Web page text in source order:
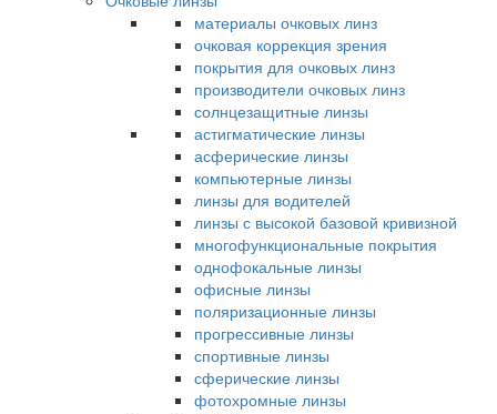
материалы очковых линз
очковая коррекция зрения
покрытия для очковых линз
производители очковых линз
солнцезащитные линзы
астигматические линзы
асферические линзы
компьютерные линзы
линзы для водителей
линзы с высокой базовой кривизной
многофункциональные покрытия
однофокальные линзы
офисные линзы
поляризационные линзы
прогрессивные линзы
спортивные линзы
сферические линзы
фотохромные линзы